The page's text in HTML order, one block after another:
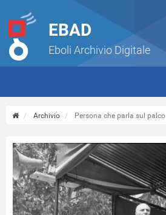
EBAD
Eboli Archivio Digitale
Archivio Persona che parla sul palco